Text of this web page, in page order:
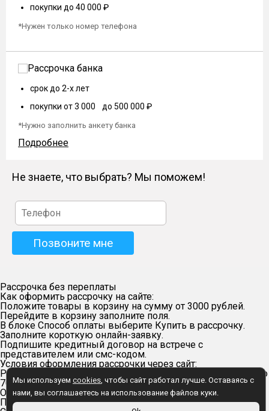
Мы используем cookies, чтобы сайт работал лучше. Оставаясь с
нами, вы соглашаетесь на использование файлов куки.
покупки до 40 000 ₽
*Нужен только номер телефона
срок до 2-х лет
покупки от 3 000 до 500 000 ₽
*Нужно заполнить анкету банка
Подробнее
Не знаете, что выбрать? Мы поможем!
Рассрочка без переплаты
Как оформить рассрочку на сайте:
Положите товары в корзину на сумму от 3000 рублей.
Перейдите в корзину заполните поля.
В блоке Способ оплаты выберите Купить в рассрочку.
Заполните короткую онлайн-заявку.
Подпишите кредитный договор на встрече с
представителем или смс-кодом.
Условия оформления рассрочки через сайт:
Рассрочка доступна гражданам России в возрасте от 18 до
70 лет.
Оформление онлайн — через сайт
Первоначальный взнос — 20% от суммы заказа.